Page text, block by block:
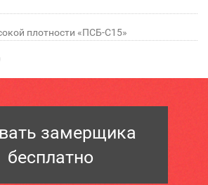
плотности «ПСБ-С15»
замерщика
бесплатно